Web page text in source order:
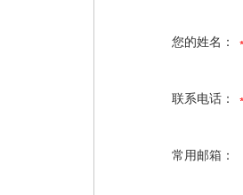
您的姓名：
联系电话：
常用邮箱：